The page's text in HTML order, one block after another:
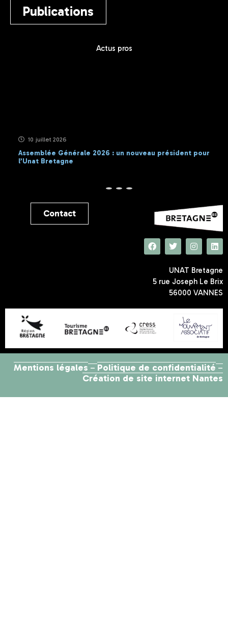
Publications
Actus pros
10 juillet 2026
Assemblée Générale 2026 : un nouveau président pour
l’Unat Bretagne
Contact
UNAT Bretagne
5 rue Joseph Le Brix
56000 VANNES
Mentions légales – Politique de confidentialité –
Création de site internet Nantes